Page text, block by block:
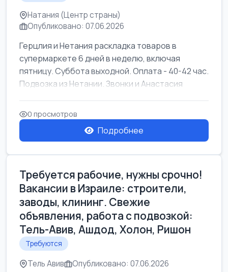
Натания (Центр страны)
Опубликовано: 07.06.2026
Герцлия и Нетания раскладка товаров в
супермаркете 6 дней в неделю, включая
пятницу. Суббота выходной. Оплата - 40-42 час.
Подвозка из Нетании. Звонки и Анастасия
0 просмотров
Подробнее
Требуется рабочие, нужны срочно!
Вакансии в Израиле: строители,
заводы, клининг. Свежие
объявления, работа с подвозкой:
Тель-Авив, Ашдод, Холон, Ришон
Требуются
Тель Авив Опубликовано: 07.06.2026